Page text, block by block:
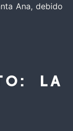
Ana, debido
LA